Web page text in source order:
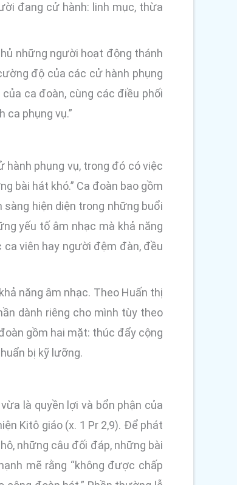
đang cử hành: linh mục, thừa
những người hoạt động thánh
độ của các cử hành phụng
ca đoàn, cùng các điều phối
ca phụng vụ.”
phụng vụ, trong đó có việc
bài hát khó.” Ca đoàn bao gồm
hiện diện trong những buổi
yếu tố âm nhạc mà khả năng
viên hay người đệm đàn, đều
năng âm nhạc. Theo Huấn thị
dành riêng cho mình tùy theo
gồm hai mặt: thúc đẩy cộng
bị kỹ lưỡng.
là quyền lợi và bổn phận của
Kitô giáo (x. 1 Pr 2,9). Để phát
những câu đối đáp, những bài
mẽ rằng “không được chấp